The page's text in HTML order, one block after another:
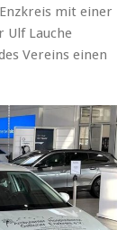
mit einer
Ulf Lauche
Vereins einen